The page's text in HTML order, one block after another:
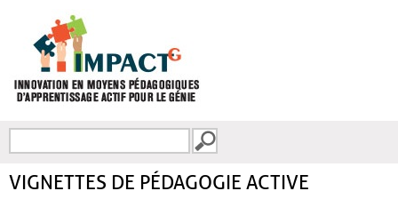
FORMULAIRE DE
VIGNETTES DE PÉDAGOGIE ACTIVE